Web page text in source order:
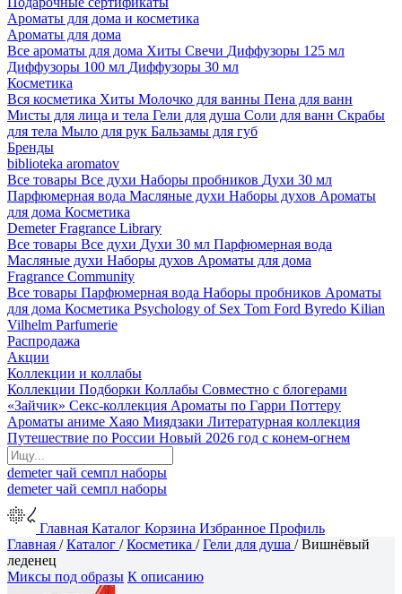
Ароматы для дома и косметика
Ароматы для дома
Все ароматы для дома Хиты Свечи Диффузоры 125 мл
Диффузоры 100 мл Диффузоры 30 мл
Косметика
Вся косметика Хиты Молочко для ванны Пена для ванн
Мисты для лица и тела Гели для душа Соли для ванн Скрабы
для тела Мыло для рук Бальзамы для губ
Бренды
biblioteka aromatov
Все товары Все духи Наборы пробников Духи 30 мл
Парфюмерная вода Масляные духи Наборы духов Ароматы
для дома Косметика
Demeter Fragrance Library
Все товары Все духи Духи 30 мл Парфюмерная вода
Масляные духи Наборы духов Ароматы для дома
Fragrance Community
Все товары Парфюмерная вода Наборы пробников Ароматы
для дома Косметика Psychology of Sex Tom Ford Byredo Kilian
Vilhelm Parfumerie
Распродажа
Акции
Коллекции и коллабы
Коллекции Подборки Коллабы Совместно с блогерами
«Зайчик» Секс-коллекция Ароматы по Гарри Поттеру
Ароматы аниме Хаяо Миядзаки Литературная коллекция
Путешествие по России Новый 2026 год с конем-огнем
demeterчай семпл наборы
demeterчай семпл наборы
Главная Каталог Корзина Избранное Профиль
Главная /Каталог /Косметика /Гели для душа /Вишнёвый
леденец
Миксы под образы К описанию